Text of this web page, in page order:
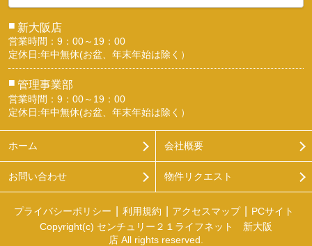
■ 新大阪店
営業時間：9：00～19：00
定休日:年中無休(お盆、年末年始は除く）
■ 管理事業部
営業時間：9：00～19：00
定休日:年中無休(お盆、年末年始は除く）
ホーム 会社概要
お問い合わせ 物件リクエスト
プライバシーポリシー 利用規約 アクセスマップ
PCサイト
Copyright(c) センチュリー２１ライフネット 新大阪
店 All rights reserved.